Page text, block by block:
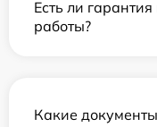
Есть ли
работы?
Какие